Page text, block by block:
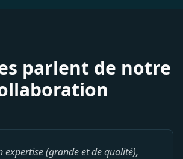
parlent de notre
expertise (grande et de qualité),